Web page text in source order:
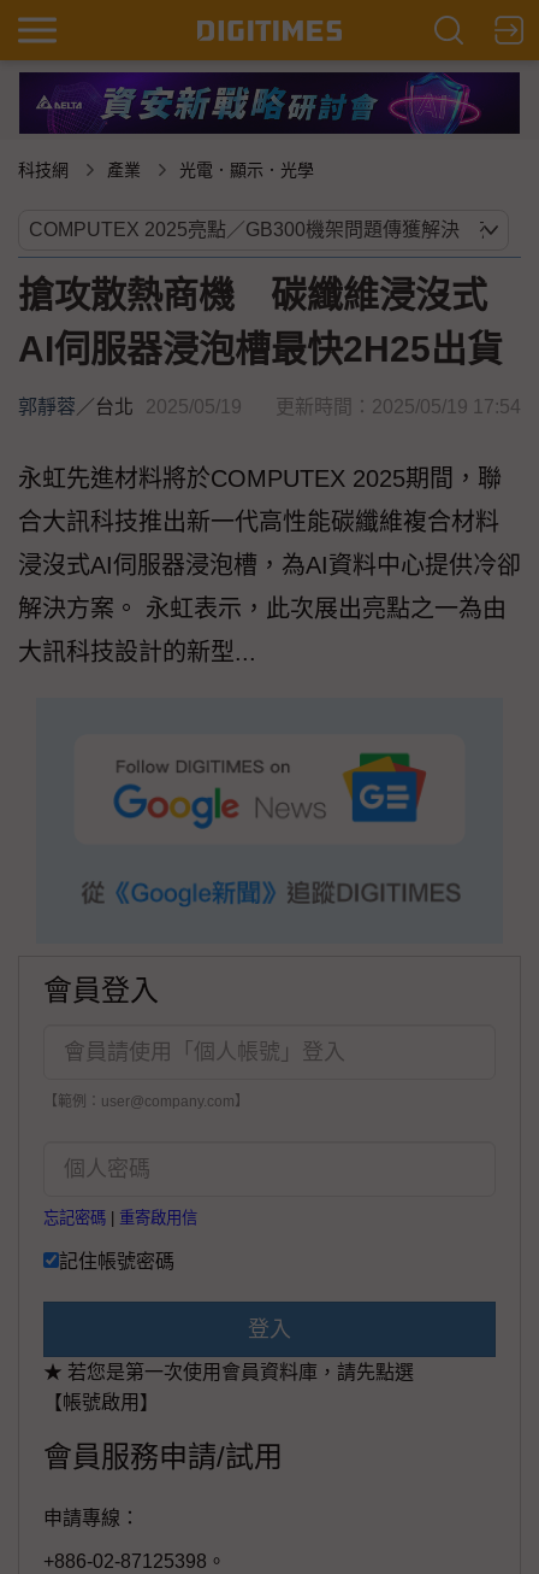
科技網 產業 光電．顯示．光學
搶攻散熱商機 碳纖維浸沒式
AI伺服器浸泡槽最快2H25出貨
郭靜蓉／台北 2025/05/19 更新時間：2025/05/19 17:54
永虹先進材料將於COMPUTEX 2025期間，聯
合大訊科技推出新一代高性能碳纖維複合材料
浸沒式AI伺服器浸泡槽，為AI資料中心提供冷卻
解決方案。 永虹表示，此次展出亮點之一為由
大訊科技設計的新型...
會員登入
【範例：user@company.com】
忘記密碼 重寄啟用信
記住帳號密碼
登入
★ 若您是第一次使用會員資料庫，請先點選
【帳號啟用】
會員服務申請/試用
申請專線：
+886-02-87125398。